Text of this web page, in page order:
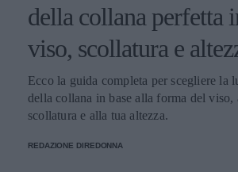
della collana perfetta
viso, scollatura e
Ecco la guida completa per scegliere la
della collana in base alla forma del viso,
scollatura e alla tua altezza.
REDAZIONE DIREDONNA